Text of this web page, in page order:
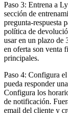
Paso 3: Entrena a
sección de
pregunta-respuesta
política de
usar en un plazo de
en oferta son venta
principales.
Paso 4: Configura
pueda responder
Configura los
de notificación.
email del cliente y